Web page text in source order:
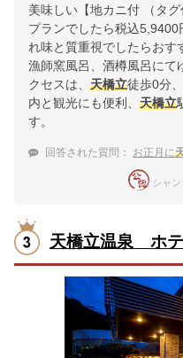
美味しい【地カニ付 （タ
プランでしたら税込
れ味と質重視でしたらおす
漁師窯風呂、酒樽風呂にて
クセスは、 天橋立徒歩0分、
内と観光にも便利、 天橋立
す。
回答された質問： お正月に
シャ
天橋立温泉 ホ